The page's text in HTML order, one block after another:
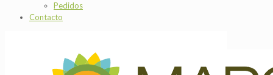
Pedidos
Contacto